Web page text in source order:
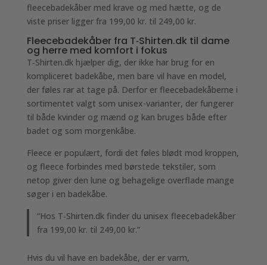
fleecebadekåber med krave og med hætte, og de
viste priser ligger fra 199,00 kr. til 249,00 kr.
Fleecebadekåber fra T‑Shirten.dk til dame
og herre med komfort i fokus
T‑Shirten.dk hjælper dig, der ikke har brug for en
kompliceret badekåbe, men bare vil have en model,
der føles rar at tage på. Derfor er fleecebadekåberne i
sortimentet valgt som unisex-varianter, der fungerer
til både kvinder og mænd og kan bruges både efter
badet og som morgenkåbe.
Fleece er populært, fordi det føles blødt mod kroppen,
og fleece forbindes med børstede tekstiler, som
netop giver den lune og behagelige overflade mange
søger i en badekåbe.
“Hos T‑Shirten.dk finder du unisex fleecebadekåber
fra 199,00 kr. til 249,00 kr.”
Hvis du vil have en badekåbe, der er varm,